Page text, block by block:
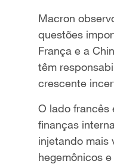
Macron
questões
França e a
têm
crescente
O lado francês
finanças
injetando mais
hegemônicos